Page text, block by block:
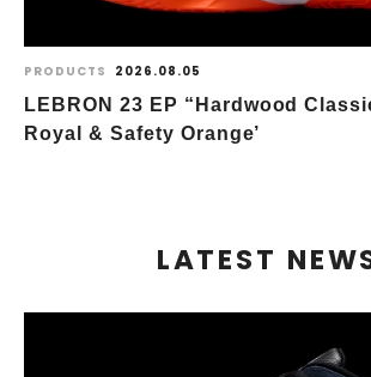
PRODUCTS 2026.08.05
LEBRON 23 EP “Hardwood
Royal & Safety Orange’
LATEST